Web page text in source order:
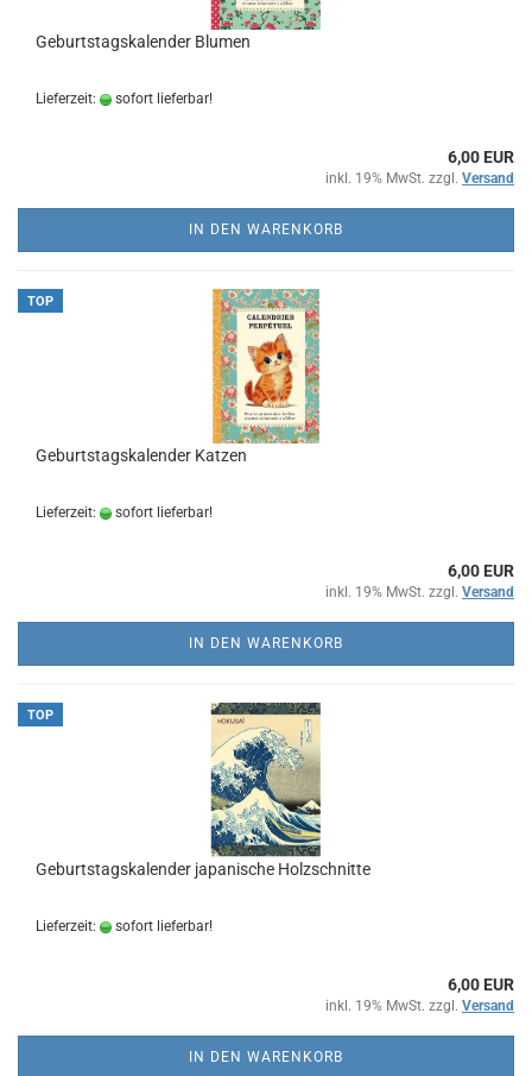
Geburtstagskalender Blumen
Lieferzeit: sofort lieferbar!
6,00 EUR
inkl. 19% MwSt. zzgl. Versand
IN DEN WARENKORB
TOP
Geburtstagskalender Katzen
Lieferzeit: sofort lieferbar!
6,00 EUR
inkl. 19% MwSt. zzgl. Versand
IN DEN WARENKORB
TOP
Geburtstagskalender japanische Holzschnitte
Lieferzeit: sofort lieferbar!
6,00 EUR
inkl. 19% MwSt. zzgl. Versand
IN DEN WARENKORB